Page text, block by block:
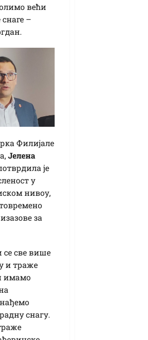
већи
–
Филијале
Јелена
је
у
нивоу,
за
се све више
и траже
имамо
снагу.